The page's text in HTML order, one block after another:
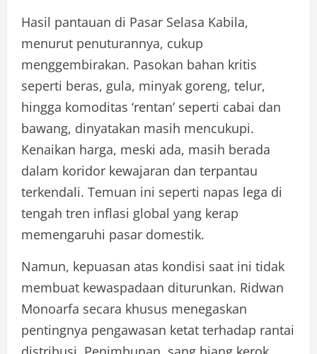
Hasil pantauan di Pasar Selasa Kabila,
menurut penuturannya, cukup
menggembirakan. Pasokan bahan kritis
seperti beras, gula, minyak goreng, telur,
hingga komoditas ‘rentan’ seperti cabai dan
bawang, dinyatakan masih mencukupi.
Kenaikan harga, meski ada, masih berada
dalam koridor kewajaran dan terpantau
terkendali. Temuan ini seperti napas lega di
tengah tren inflasi global yang kerap
memengaruhi pasar domestik.
Namun, kepuasan atas kondisi saat ini tidak
membuat kewaspadaan diturunkan. Ridwan
Monoarfa secara khusus menegaskan
pentingnya pengawasan ketat terhadap rantai